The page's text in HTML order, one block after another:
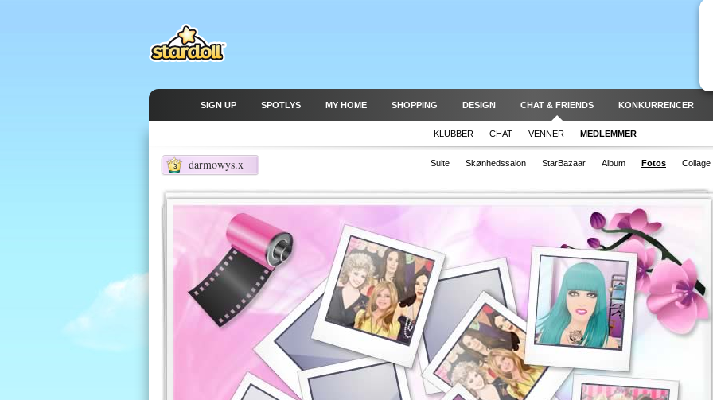
SIGN UP SPOTLYS MY HOME SHOPPING DESIGN CHAT & FRIENDS KONKURRENCER
KLUBBER CHAT VENNER MEDLEMMER
darmowys.x
3 Suite Skønhedssalon StarBazaar Album Fotos Collage